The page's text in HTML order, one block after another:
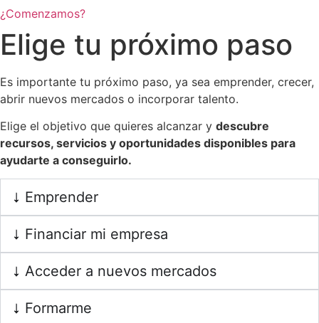
¿Comenzamos?
Elige tu próximo paso
Es importante tu próximo paso, ya sea emprender, crecer,
abrir nuevos mercados o incorporar talento.
Elige el objetivo que quieres alcanzar y descubre
recursos, servicios y oportunidades disponibles para
ayudarte a conseguirlo.
Emprender
Financiar mi empresa
Acceder a nuevos mercados
Formarme